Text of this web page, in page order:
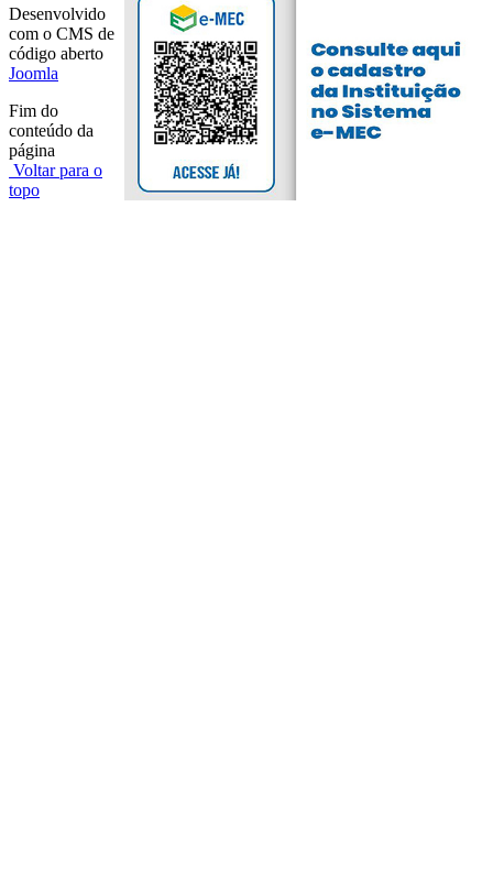
Desenvolvido
com o CMS de
código aberto
Joomla
Fim do
conteúdo da
página
Voltar para o
topo